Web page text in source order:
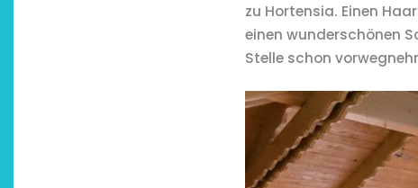
zu Hortensia. Einen
einen wunderschönen
Stelle schon